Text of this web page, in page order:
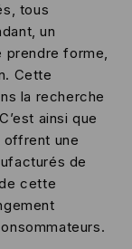
tous
un
prendre forme,
Cette
la recherche
ainsi que
une
de
cette